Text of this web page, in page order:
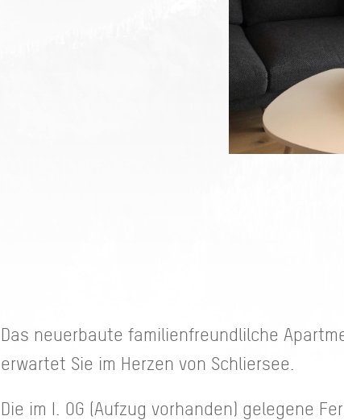
Das neuerbaute familienfreundlilche
erwartet Sie im Herzen von Schliersee.
Die im I. OG (Aufzug vorhanden) gelegene